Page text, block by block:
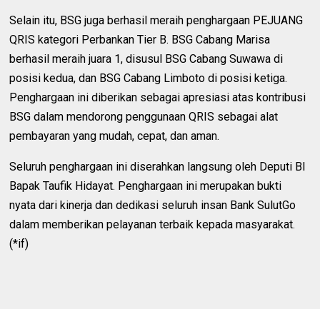
Selain itu, BSG juga berhasil meraih penghargaan PEJUANG
QRIS kategori Perbankan Tier B. BSG Cabang Marisa
berhasil meraih juara 1, disusul BSG Cabang Suwawa di
posisi kedua, dan BSG Cabang Limboto di posisi ketiga.
Penghargaan ini diberikan sebagai apresiasi atas kontribusi
BSG dalam mendorong penggunaan QRIS sebagai alat
pembayaran yang mudah, cepat, dan aman.
Seluruh penghargaan ini diserahkan langsung oleh Deputi BI
Bapak Taufik Hidayat. Penghargaan ini merupakan bukti
nyata dari kinerja dan dedikasi seluruh insan Bank SulutGo
dalam memberikan pelayanan terbaik kepada masyarakat.
(*if)